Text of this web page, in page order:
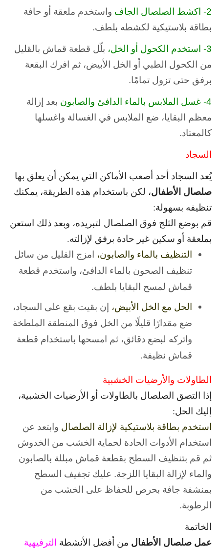
2- اكشط الصلصال الجاف
واستخدم ملعقة أو حافة
بطاقة بلاستيكية لكشطه بلطف.
3- استخدم الكحول أو الخل،
بلّل قطعة قماش بالقليل
من الكحول
الطبي أو الخل الأبيض، ثم افرك البقعة
برفق حتى تزول تمامًا.
4- غسل الملابس بالماء الدافئ والصابون
بعد إزالة
معظم البقايا، ضع الملابس في الغسالة واغسلها
كالمعتاد.
السجاد
يُعد السجاد أحد أصعب الأماكن التي يمكن أن يعلق بها
صلصال الأطفال، لكن باستخدام هذه الطريقة، يمكنك
تنظيفه بسهولة:
قم بوضع الثلج فوق الصلصال لتبريده، وبعد ذلك استعن
بملعقة أو سكين غير حادة برفق لإزالته.
التنظيف بالماء والصابون، امزج القليل من سائل
تنظيف الصحون بالماء الدافئ، واستخدم قطعة
قماش لمسح البقايا بلطف.
الحل مع الخل الأبيض، إن بقيت بقع على السجاد،
ضع مقدارًا قليلًا من
الخل فوق المنطقة الملطخة
واتركه لبضع دقائق، ثم امسحها باستخدام قطعة
قماش نظيفة.
الطاولات والأرضيات الخشبية
إذا التصق الصلصال بالطاولات أو الأرضيات الخشبية،
إليك الحل:
استخدم بطاقة بلاستيكية لإزالة الصلصال وابتعد عن
استخدام الأدوات الحادة لحماية الخشب من الخدوش
ثم قم بتنظيف السطح بقطعة قماش مبللة بالصابون
والماء لإزالة البقايا اللزجة. عليك تجفيف السطح
بمنشفة جافة بحرص للحفاظ على الخشب من
الرطوبة.
الخاتمة
عمل صلصال الأطفال من أفضل الأنشطة الترفيهية